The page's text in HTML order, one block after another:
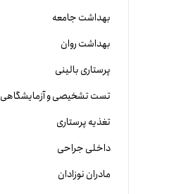
بهداشت جامعه
بهداشت روان
پرستاری بالینی
تست تشخیصی و آزمایشگاهی
تغذیه پرستاری
داخلی جراحی
مادران نوزادان